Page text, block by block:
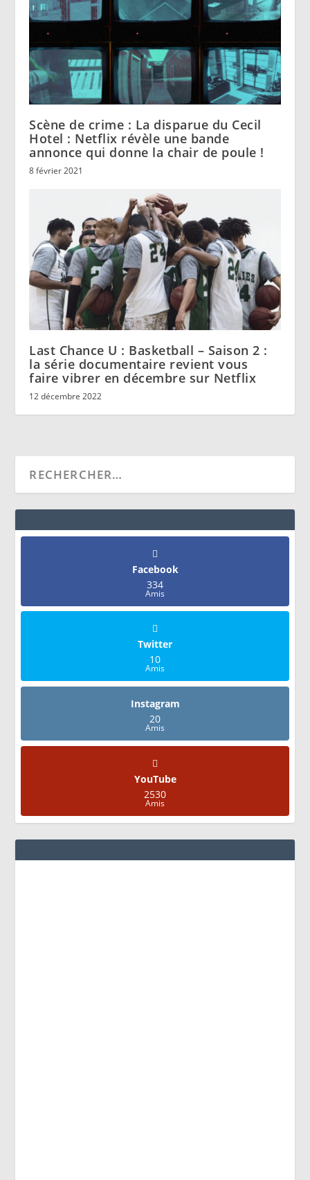
Scène de crime : La disparue du Cecil
Hotel : Netflix révèle une bande
annonce qui donne la chair de poule !
8 février 2021
Last Chance U : Basketball – Saison 2 :
la série documentaire revient vous
faire vibrer en décembre sur Netflix
12 décembre 2022
Facebook
334
Amis
Twitter
10
Amis
Instagram
20
Amis
YouTube
2530
Amis